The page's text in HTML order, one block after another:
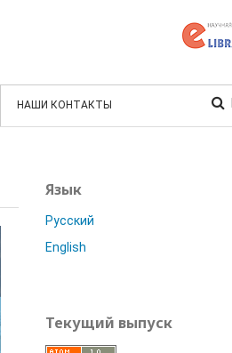
НАШИ КОНТАКТЫ
Язык
Русский
English
Текущий выпуск